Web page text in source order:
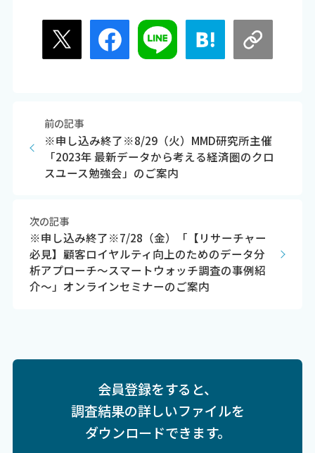
前の記事
※申し込み終了※8/29（火）MMD研究所主催
「2023年 最新データから考える経済圏のクロ
スユース勉強会」のご案内
次の記事
※申し込み終了※7/28（金）「【リサーチャー
必見】顧客ロイヤルティ向上のためのデータ分
析アプローチ～スマートウォッチ調査の事例紹
介～」オンラインセミナーのご案内
会員登録をすると、
調査結果の詳しいファイルを
ダウンロードできます。